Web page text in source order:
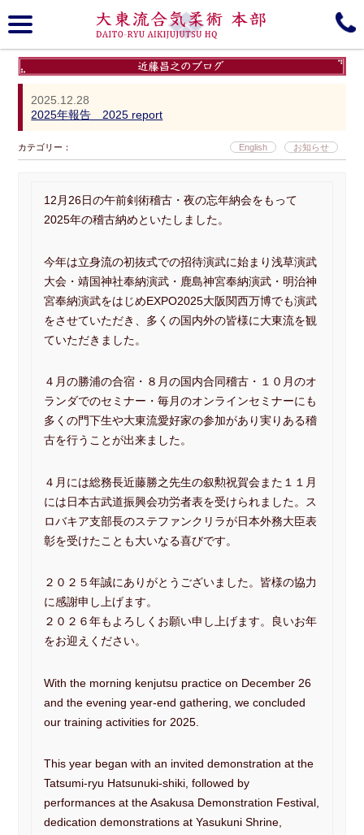
趣意 大東流について
歴史 商標登録
Media gallery 所属道場＆Branches
Schedule
近藤昌之 Blog/Information 門下生ブログ
Instagram Online Seminar
Facebook 大東流敎伝動画
明鏡止水 武のKAMIWAZA
正伝・大東流合気柔術大全 Video Gallery
礼法と所作
見学随時受付中 入会案内
▼ 一刀流剣術
▼ お問合せ
▼ English
大東流合気柔術, 本部, Daito-ryu, Aiki-jujutsu
2025.12.28
2025年報告 2025 report
カテゴリー： English お知らせ
12月26日の午前剣術稽古・夜の忘年納会をもって
2025年の稽古納めといたしました。
今年は立身流の初抜式での招待演武に始まり浅草演武
大会・靖国神社奉納演武・鹿島神宮奉納演武・明治神
宮奉納演武をはじめEXPO2025大阪関西万博でも演武
をさせていただき、多くの国内外の皆様に大東流を観
ていただきました。
４月の勝浦の合宿・８月の国内合同稽古・１０月のオ
ランダでのセミナー・毎月のオンラインセミナーにも
多くの門下生や大東流愛好家の参加があり実りある稽
古を行うことが出来ました。
４月には総務長近藤勝之先生の叙勲祝賀会また１１月
には日本古武道振興会功労者表を受けられました。ス
ロバキア支部長のステファンクリラが日本外務大臣表
彰を受けたことも大いなる喜びです。
２０２５年誠にありがとうございました。皆様の協力
に感謝申し上げます。
２０２６年もよろしくお願い申し上げます。良いお年
をお迎えください。
With the morning kenjutsu practice on December 26
and the evening year-end gathering, we concluded
our training activities for 2025.
This year began with an invited demonstration at the
Tatsumi-ryu Hatsunuki-shiki, followed by
performances at the Asakusa Demonstration Festival,
dedication demonstrations at Yasukuni Shrine,